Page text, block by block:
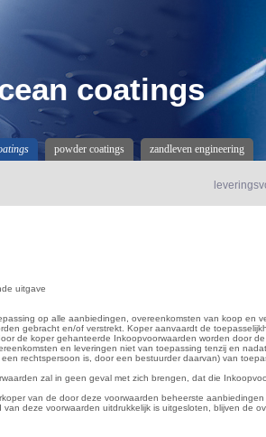
coatings
powder coatings zandleven engineering
uitgave
op alle aanbiedingen, overeenkomsten van koop en
gebracht en/of verstrekt. Koper aanvaardt de
de koper gehanteerde Inkoopvoorwaarden worden door
en leveringen niet van toepassing tenzij en
rechtspersoon is, door een bestuurder daarvan) van
zal in geen geval met zich brengen, dat die
van de door deze voorwaarden beheerste
deze voorwaarden uitdrukkelijk is uitgesloten, blijven de